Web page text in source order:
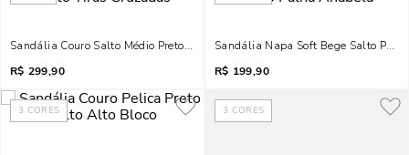
Sandália Couro Salto Médio Preto Tiras Cruzadas
R$ 299,90
Sandália Napa Soft Bege Salto
R$ 199,90
3 CORES 3 CORES